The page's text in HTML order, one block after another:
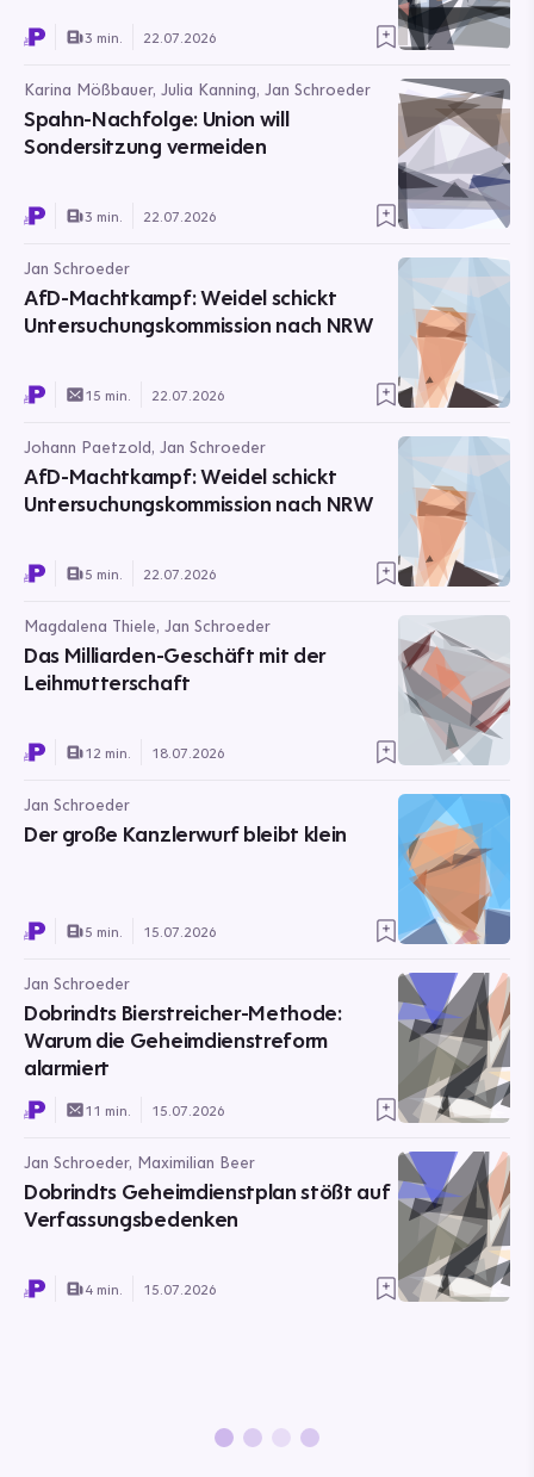
3 min. 22.07.2026
Karina Mößbauer, Julia Kanning, Jan Schroeder
Spahn-Nachfolge: Union will
Sondersitzung vermeiden
3 min. 22.07.2026
Jan Schroeder
AfD-Machtkampf: Weidel schickt
Untersuchungskommission nach NRW
15 min. 22.07.2026
Johann Paetzold, Jan Schroeder
AfD-Machtkampf: Weidel schickt
Untersuchungskommission nach NRW
5 min. 22.07.2026
Magdalena Thiele, Jan Schroeder
Das Milliarden-Geschäft mit der
Leihmutterschaft
12 min. 18.07.2026
Jan Schroeder
Der große Kanzlerwurf bleibt klein
5 min. 15.07.2026
Jan Schroeder
Dobrindts Bierstreicher-Methode:
Warum die Geheimdienstreform
alarmiert
11 min. 15.07.2026
Jan Schroeder, Maximilian Beer
Dobrindts Geheimdienstplan stößt auf
Verfassungsbedenken
4 min. 15.07.2026